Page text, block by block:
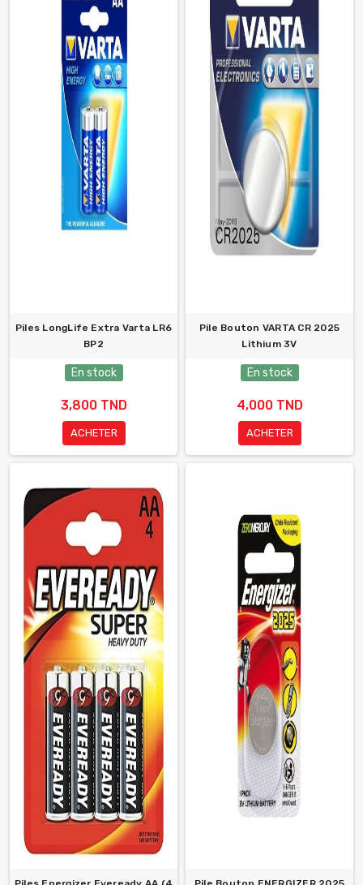
Piles LongLife Extra Varta LR6
BP2
En stock
3,800 TND
ACHETER
Pile Bouton VARTA CR 2025
Lithium 3V
En stock
4,000 TND
ACHETER